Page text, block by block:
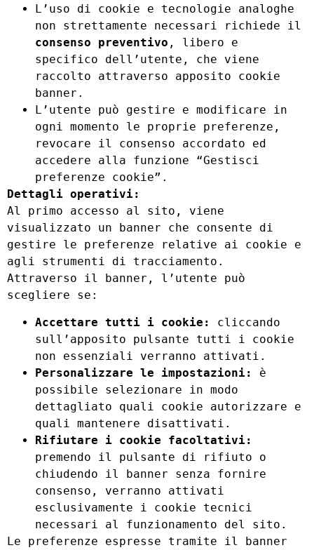
L’uso di cookie e tecnologie analoghe
non strettamente necessari richiede il
consenso preventivo , libero e
specifico dell’utente, che viene
raccolto attraverso apposito cookie
banner.
L’utente può gestire e modificare in
ogni momento le proprie preferenze,
revocare il consenso accordato ed
accedere alla funzione “Gestisci
preferenze cookie”.
Dettagli operativi:
Al primo accesso al sito, viene
visualizzato un banner che consente di
gestire le preferenze relative ai cookie e
agli strumenti di tracciamento.
Attraverso il banner, l’utente può
scegliere se:
Accettare tutti i cookie:
cliccando
sull’apposito pulsante tutti i cookie
non essenziali verranno attivati.
Personalizzare le impostazioni:
è
possibile selezionare in modo
dettagliato quali cookie autorizzare e
quali mantenere disattivati.
Rifiutare i cookie facoltativi:
premendo il pulsante di rifiuto o
chiudendo il banner senza fornire
consenso, verranno attivati
esclusivamente i cookie tecnici
necessari al funzionamento del sito.
Le preferenze espresse tramite il banner